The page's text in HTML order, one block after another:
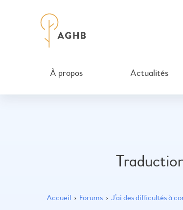
À propos Actualités
Accueil › Forums › J’ai des difficultés à